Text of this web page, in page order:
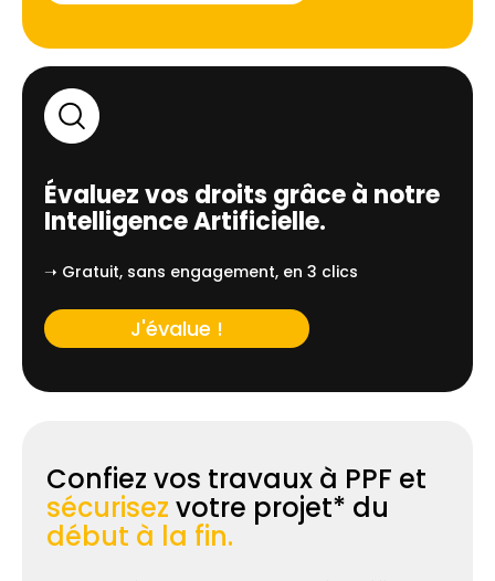
Évaluez vos droits grâce à notre
Intelligence Artificielle.
➝ Gratuit, sans engagement, en 3 clics
J'évalue !
Confiez vos travaux à PPF et
sécurisez votre projet* du
début à la fin.